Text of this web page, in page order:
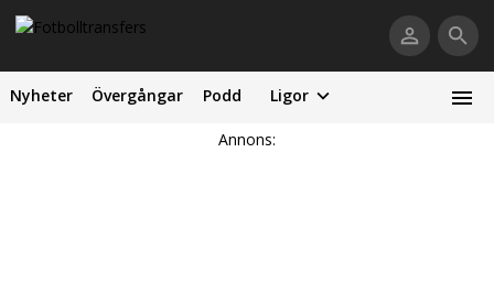
Nyheter Övergångar Podd Ligor
Annons: